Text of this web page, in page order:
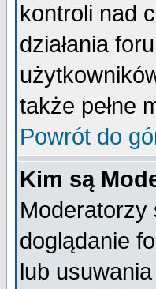
kontroli nad
działania
także pełne
Powrót do
Kim są
Moderatorzy
doglądanie
lub